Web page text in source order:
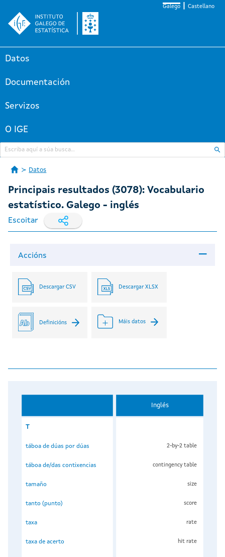
Galego Castellano
Datos
Documentación
Servizos
O IGE
Datos
Principais resultados (3078): Vocabulario
estatístico. Galego - inglés
Escoitar
Accións
Descargar CSV Descargar XLSX
Definicións Máis datos
Inglés
T
táboa de dúas por dúas 2-by-2 table
táboa de/das contixencias contingency table
tamaño size
tanto (punto) score
taxa rate
taxa de acerto hit rate